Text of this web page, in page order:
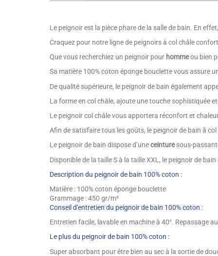
Le peignoir est la pièce phare de la salle de bain. En
Craquez pour notre ligne de peignoirs à col châle
Que vous recherchiez un peignoir pour hommeou bien
Sa matière 100% coton éponge bouclette vous assure
De qualité supérieure, le peignoir de bain également
La forme en col châle, ajoute une touche sophistiquée
Le peignoir col châle vous apportera réconfort et
Afin de satisfaire tous les goûts, le peignoir de bain à
Le peignoir de bain dispose d’uneceinturesous-
Disponible de la taille S à la taille XXL, le peignoir de
Description du peignoir de bain 100% coton :
Matière : 100% coton éponge bouclette
Grammage : 450 gr/m²
Conseil d'entretien du peignoir de bain 100% coton :
Entretien facile, lavable en machine à 40°. Repassage
Le plus du peignoir de bain 100% coton :
Super absorbant pour être bien au sec à la sortie de